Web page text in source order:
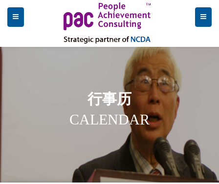
行事历
CALENDAR